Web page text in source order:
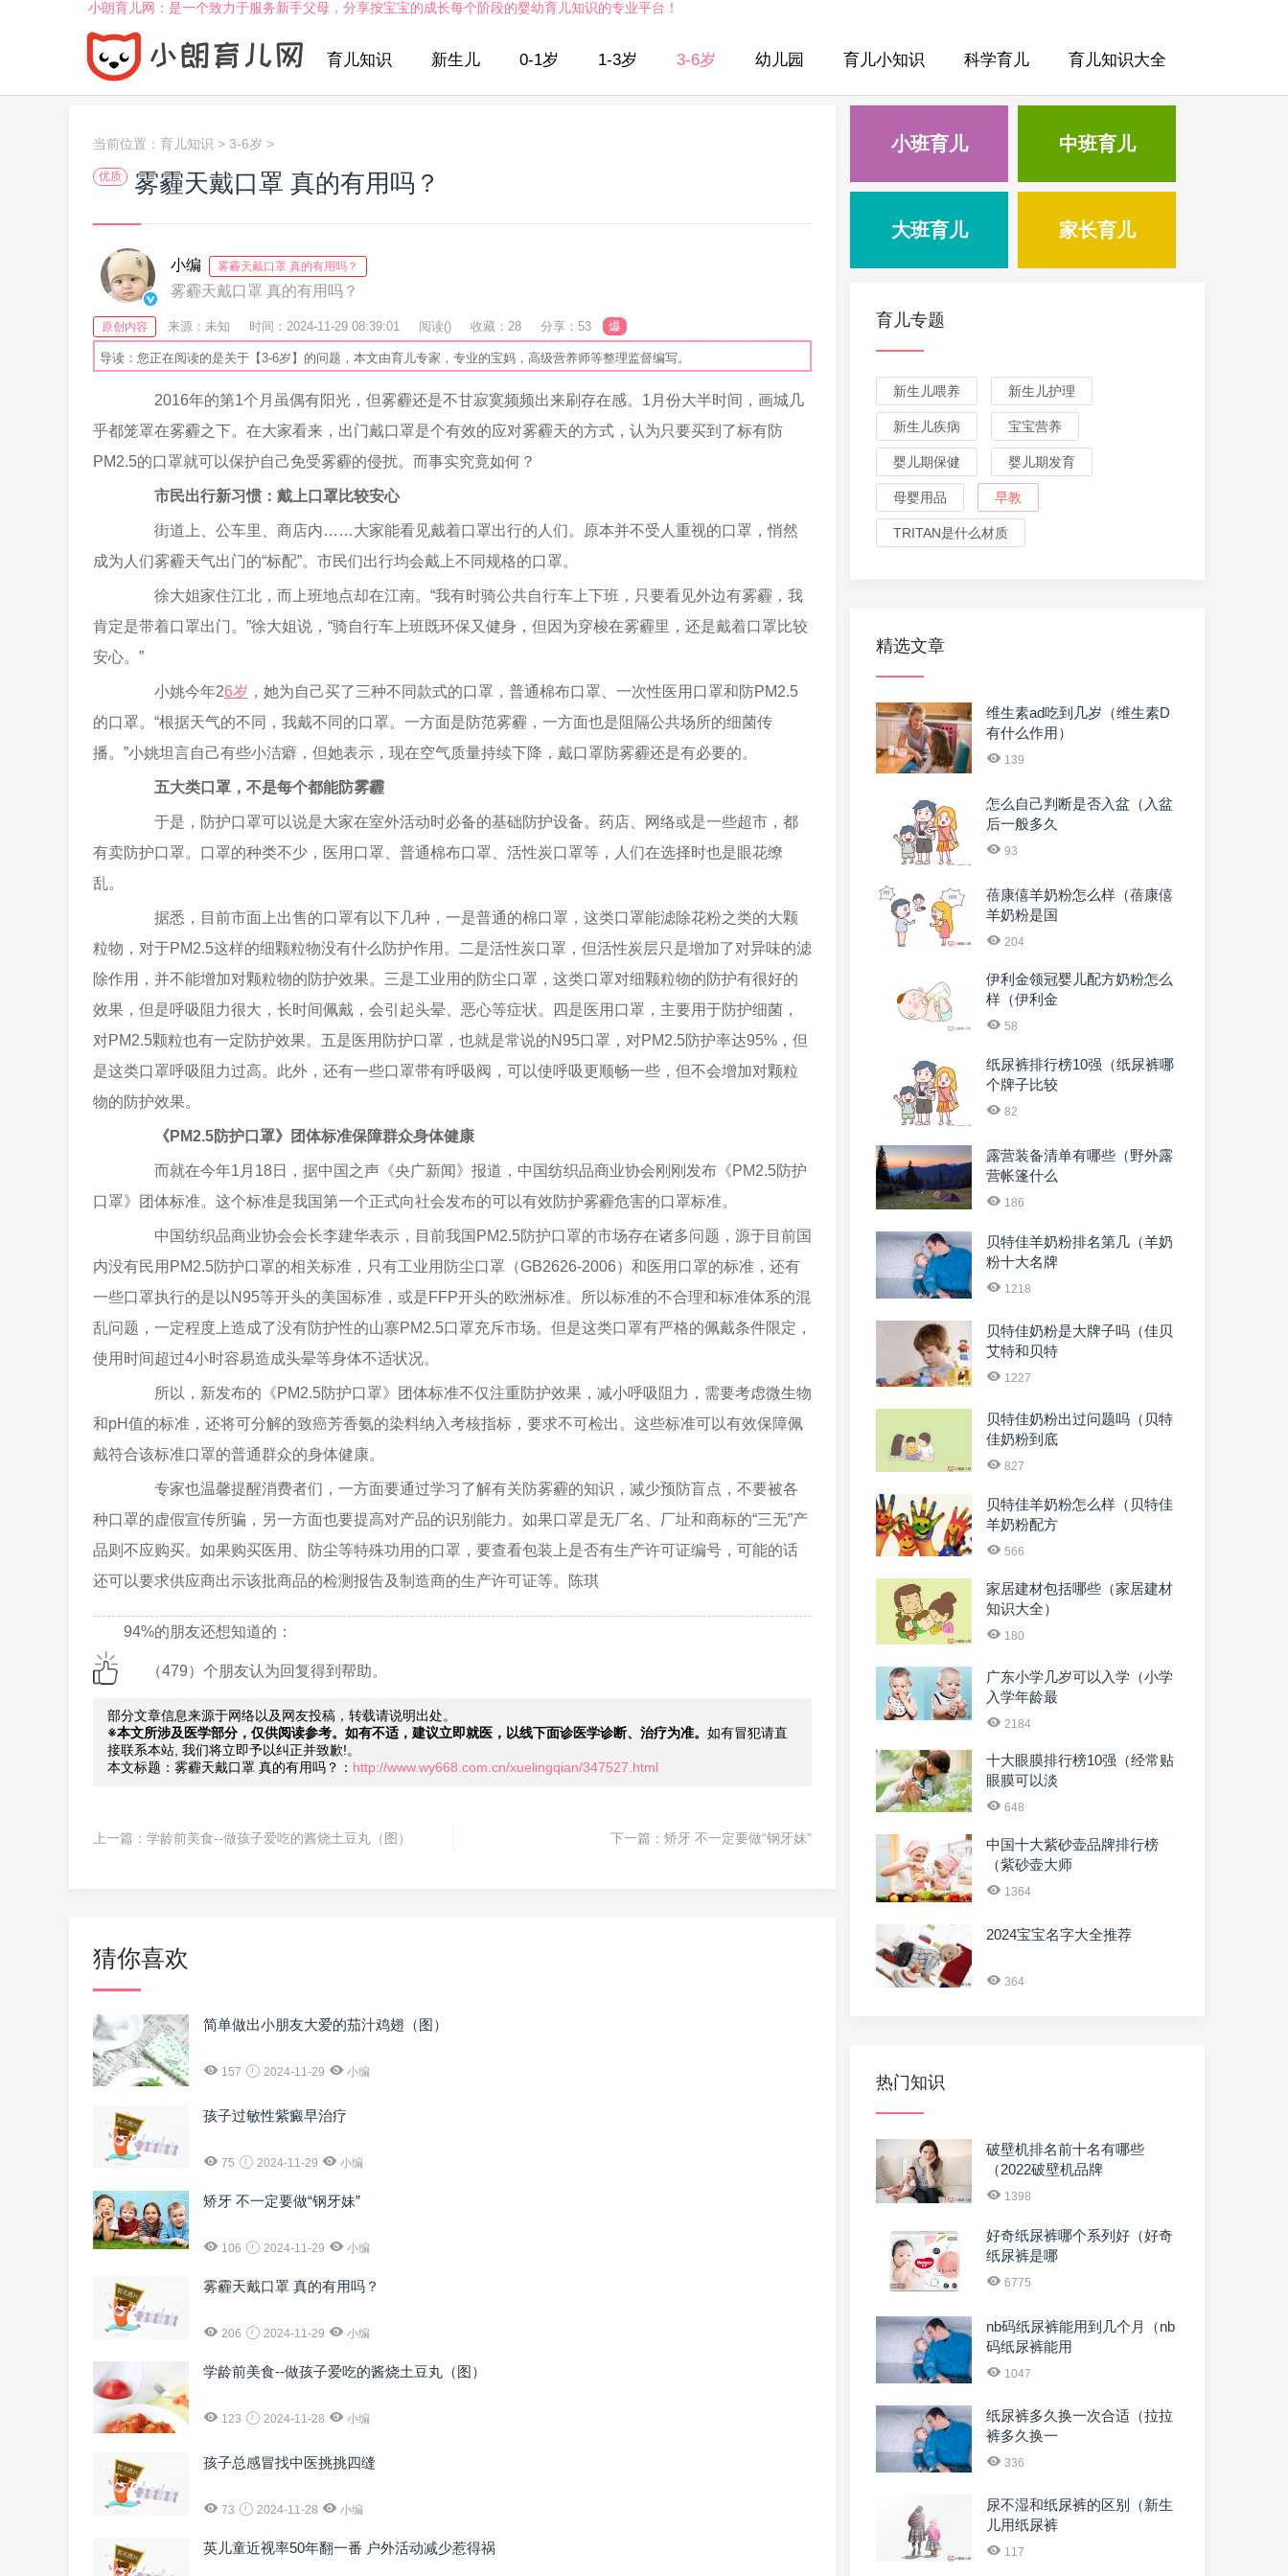
小朗育儿网：是一个致力于服务新手父母，分享按宝宝的成长每个阶段的婴幼育儿知识的专业平台！
育儿知识 新生儿 0-1岁 1-3岁 3-6岁 幼儿园 育儿小知识 科学育儿 育儿知识大全
当前位置： 育儿知识 > 3-6岁 >
优质 雾霾天戴口罩 真的有用吗？
小编 雾霾天戴口罩 真的有用吗？
雾霾天戴口罩 真的有用吗？
原创内容 来源：未知 时间：2024-11-29 08:39:01 阅读() 收藏：28 分享：53 爆
导读：您正在阅读的是关于【3-6岁】的问题，本文由育儿专家，专业的宝妈，高级营养师等整理监督编写。
2016年的第1个月虽偶有阳光，但雾霾还是不甘寂寞频频出来刷存在感。1月份大半时间，画城几
乎都笼罩在雾霾之下。在大家看来，出门戴口罩是个有效的应对雾霾天的方式，认为只要买到了标有防
PM2.5的口罩就可以保护自己免受雾霾的侵扰。而事实究竟如何？
市民出行新习惯：戴上口罩比较安心
街道上、公车里、商店内……大家能看见戴着口罩出行的人们。原本并不受人重视的口罩，悄然
成为人们雾霾天气出门的“标配”。市民们出行均会戴上不同规格的口罩。
徐大姐家住江北，而上班地点却在江南。“我有时骑公共自行车上下班，只要看见外边有雾霾，我
肯定是带着口罩出门。”徐大姐说，“骑自行车上班既环保又健身，但因为穿梭在雾霾里，还是戴着口罩比较
安心。”
小姚今年26岁 ，她为自己买了三种不同款式的口罩，普通棉布口罩、一次性医用口罩和防PM2.5
的口罩。“根据天气的不同，我戴不同的口罩。一方面是防范雾霾，一方面也是阻隔公共场所的细菌传
播。”小姚坦言自己有些小洁癖，但她表示，现在空气质量持续下降，戴口罩防雾霾还是有必要的。
五大类口罩，不是每个都能防雾霾
于是，防护口罩可以说是大家在室外活动时必备的基础防护设备。药店、网络或是一些超市，都
有卖防护口罩。口罩的种类不少，医用口罩、普通棉布口罩、活性炭口罩等，人们在选择时也是眼花缭
乱。
据悉，目前市面上出售的口罩有以下几种，一是普通的棉口罩，这类口罩能滤除花粉之类的大颗
粒物，对于PM2.5这样的细颗粒物没有什么防护作用。二是活性炭口罩，但活性炭层只是增加了对异味的滤
除作用，并不能增加对颗粒物的防护效果。三是工业用的防尘口罩，这类口罩对细颗粒物的防护有很好的
效果，但是呼吸阻力很大，长时间佩戴，会引起头晕、恶心等症状。四是医用口罩，主要用于防护细菌，
对PM2.5颗粒也有一定防护效果。五是医用防护口罩，也就是常说的N95口罩，对PM2.5防护率达95%，但
是这类口罩呼吸阻力过高。此外，还有一些口罩带有呼吸阀，可以使呼吸更顺畅一些，但不会增加对颗粒
物的防护效果。
《PM2.5防护口罩》团体标准保障群众身体健康
而就在今年1月18日，据中国之声《央广新闻》报道，中国纺织品商业协会刚刚发布《PM2.5防护
口罩》团体标准。这个标准是我国第一个正式向社会发布的可以有效防护雾霾危害的口罩标准。
中国纺织品商业协会会长李建华表示，目前我国PM2.5防护口罩的市场存在诸多问题，源于目前国
内没有民用PM2.5防护口罩的相关标准，只有工业用防尘口罩（GB2626-2006）和医用口罩的标准，还有
一些口罩执行的是以N95等开头的美国标准，或是FFP开头的欧洲标准。所以标准的不合理和标准体系的混
乱问题，一定程度上造成了没有防护性的山寨PM2.5口罩充斥市场。但是这类口罩有严格的佩戴条件限定，
使用时间超过4小时容易造成头晕等身体不适状况。
所以，新发布的《PM2.5防护口罩》团体标准不仅注重防护效果，减小呼吸阻力，需要考虑微生物
和pH值的标准，还将可分解的致癌芳香氨的染料纳入考核指标，要求不可检出。这些标准可以有效保障佩
戴符合该标准口罩的普通群众的身体健康。
专家也温馨提醒消费者们，一方面要通过学习了解有关防雾霾的知识，减少预防盲点，不要被各
种口罩的虚假宣传所骗，另一方面也要提高对产品的识别能力。如果口罩是无厂名、厂址和商标的“三无”产
品则不应购买。如果购买医用、防尘等特殊功用的口罩，要查看包装上是否有生产许可证编号，可能的话
还可以要求供应商出示该批商品的检测报告及制造商的生产许可证等。陈琪
94%的朋友还想知道的：
（479）个朋友认为回复得到帮助。
部分文章信息来源于网络以及网友投稿，转载请说明出处。
※本文所涉及医学部分，仅供阅读参考。如有不适，建议立即就医，以线下面诊医学诊断、治疗为准。 如有冒犯请直
接联系本站, 我们将立即予以纠正并致歉!。
本文标题：雾霾天戴口罩 真的有用吗？： http://www.wy668.com.cn/xuelingqian/347527.html
上一篇： 学龄前美食--做孩子爱吃的酱烧土豆丸（图） 下一篇： 矫牙 不一定要做“钢牙妹”
猜你喜欢
简单做出小朋友大爱的茄汁鸡翅（图）
157 2024-11-29 小编
孩子过敏性紫癜早治疗
75 2024-11-29 小编
矫牙 不一定要做“钢牙妹”
106 2024-11-29 小编
雾霾天戴口罩 真的有用吗？
206 2024-11-29 小编
学龄前美食--做孩子爱吃的酱烧土豆丸（图）
123 2024-11-28 小编
孩子总感冒找中医挑挑四缝
73 2024-11-28 小编
英儿童近视率50年翻一番 户外活动减少惹得祸
小班育儿 中班育儿
大班育儿 家长育儿
育儿专题
新生儿喂养 新生儿护理
新生儿疾病 宝宝营养
婴儿期保健 婴儿期发育
母婴用品 早教
TRITAN是什么材质
精选文章
维生素ad吃到几岁（维生素D
有什么作用）
139
怎么自己判断是否入盆（入盆
后一般多久
93
蓓康僖羊奶粉怎么样（蓓康僖
羊奶粉是国
204
伊利金领冠婴儿配方奶粉怎么
样（伊利金
58
纸尿裤排行榜10强（纸尿裤哪
个牌子比较
82
露营装备清单有哪些（野外露
营帐篷什么
186
贝特佳羊奶粉排名第几（羊奶
粉十大名牌
1218
贝特佳奶粉是大牌子吗（佳贝
艾特和贝特
1227
贝特佳奶粉出过问题吗（贝特
佳奶粉到底
827
贝特佳羊奶粉怎么样（贝特佳
羊奶粉配方
566
家居建材包括哪些（家居建材
知识大全）
180
广东小学几岁可以入学（小学
入学年龄最
2184
十大眼膜排行榜10强（经常贴
眼膜可以淡
648
中国十大紫砂壶品牌排行榜
（紫砂壶大师
1364
2024宝宝名字大全推荐
364
热门知识
破壁机排名前十名有哪些
（2022破壁机品牌
1398
好奇纸尿裤哪个系列好（好奇
纸尿裤是哪
6775
nb码纸尿裤能用到几个月（nb
码纸尿裤能用
1047
纸尿裤多久换一次合适（拉拉
裤多久换一
336
尿不湿和纸尿裤的区别（新生
儿用纸尿裤
117